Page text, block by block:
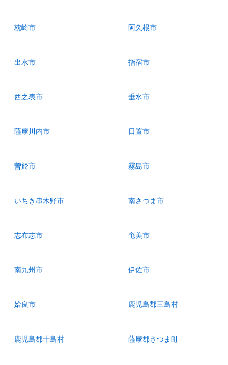
枕崎市 阿久根市
出水市 指宿市
西之表市 垂水市
薩摩川内市 日置市
曽於市 霧島市
いちき串木野市 南さつま市
志布志市 奄美市
南九州市 伊佐市
姶良市 鹿児島郡三島村
鹿児島郡十島村 薩摩郡さつま町